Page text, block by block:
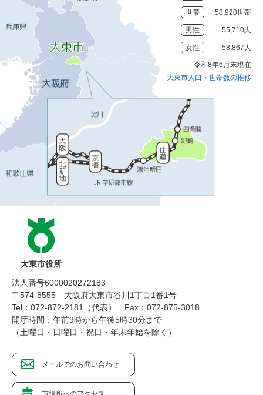
世帯 58,920世帯
男性 55,710人
女性 58,867人
令和8年6月末現在
大東市人口・世帯数の推移
大東市役所
法人番号6000020272183
〒574-8555 大阪府大東市谷川1丁目1番1号
Tel：072-872-2181（代表）
Fax：072-875-3018
開庁時間：午前9時から午後5時30分まで
（土曜日・日曜日・祝日・年末年始を除く）
メールでのお問い合わせ